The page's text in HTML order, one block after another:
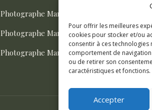
Pour offrir les meilleures
cookies pour stocker et/ou
consentir à ces
comportement de
ou de retirer son
caractéristiques et fonctions.
Accepter
Photographe Mariage Lens
Photographe Mariage Béthune
Photographe Mariage Tourcoing